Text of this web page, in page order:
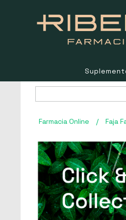
Farmacia Online / Faja